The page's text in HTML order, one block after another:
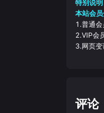
特别说
本站会
1.普通
2.VIP会
3.网页
评论